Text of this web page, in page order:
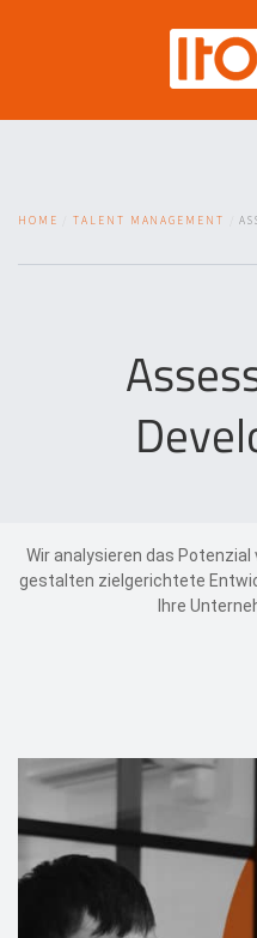
Events
HOME TALENT MANAGEMENT
Wir analysieren das
gestalten zielgerichtete
Ihre